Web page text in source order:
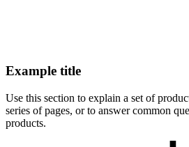
Example title
Use this section to explain a set of
series of pages, or to answer common
products.